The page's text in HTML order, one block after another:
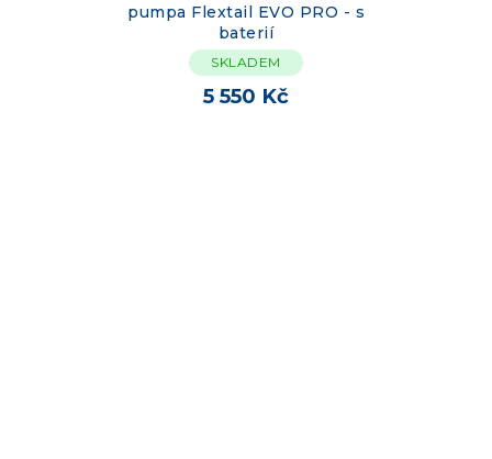
pumpa Flextail EVO PRO - s
baterií
SKLADEM
5 550 Kč